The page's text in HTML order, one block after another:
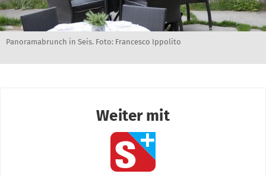
Panoramabrunch in Seis. Foto: Francesco Ippolito